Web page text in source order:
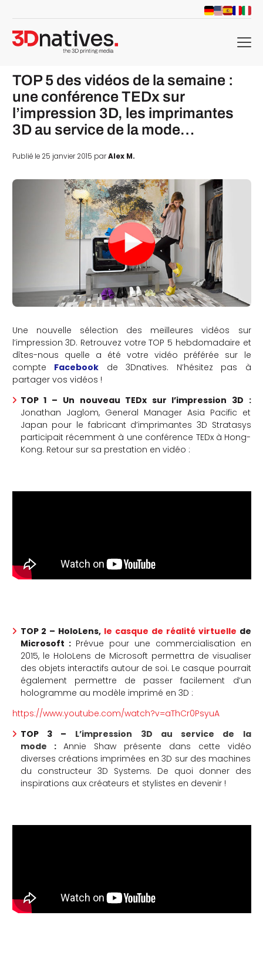
menu
TOP 5 des vidéos de la semaine :
une conférence TEDx sur
l’impression 3D, les imprimantes
3D au service de la mode…
Publié le 25 janvier 2015 parAlex M.
Une nouvelle sélection des meilleures vidéos sur
l’impression 3D. Retrouvez votre TOP 5 hebdomadaire et
dîtes-nous quelle a été votre vidéo préférée sur le
compte Facebook de 3Dnatives. N’hésitez pas à
partager vos vidéos !
TOP 1 – Un nouveau TEDx sur l’impression 3D :
Jonathan Jaglom, General Manager Asia Pacific et
Japan pour le fabricant d’imprimantes 3D Stratasys
participait récemment à une conférence TEDx à Hong-
Kong. Retour sur sa prestation en vidéo :
TOP 2 – HoloLens, le casque de réalité virtuelle de
Microsoft : Prévue pour une commercialisation en
2015, le HoloLens de Microsoft permettra de visualiser
des objets interactifs autour de soi. Le casque pourrait
également permettre de passer facilement d’un
hologramme au modèle imprimé en 3D :
https://www.youtube.com/watch?v=aThCr0PsyuA
TOP 3 –
L’impression 3D au service de la
mode : Annie Shaw présente dans cette vidéo
diverses créations imprimées en 3D sur des machines
du constructeur 3D Systems. De quoi donner des
inspirations aux créateurs et stylistes en devenir !